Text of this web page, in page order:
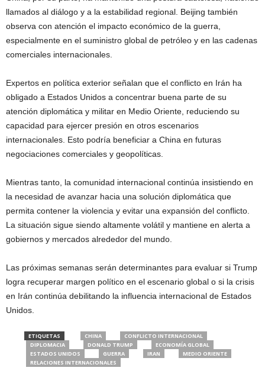
llamados al diálogo y a la estabilidad regional. Beijing también
observa con atención el impacto económico de la guerra,
especialmente en el suministro global de petróleo y en las cadenas
comerciales internacionales.
Expertos en política exterior señalan que el conflicto en Irán ha
obligado a Estados Unidos a concentrar buena parte de su
atención diplomática y militar en Medio Oriente, reduciendo su
capacidad para ejercer presión en otros escenarios
internacionales. Esto podría beneficiar a China en futuras
negociaciones comerciales y geopolíticas.
Mientras tanto, la comunidad internacional continúa insistiendo en
la necesidad de avanzar hacia una solución diplomática que
permita contener la violencia y evitar una expansión del conflicto.
La situación sigue siendo altamente volátil y mantiene en alerta a
gobiernos y mercados alrededor del mundo.
Las próximas semanas serán determinantes para evaluar si Trump
logra recuperar margen político en el escenario global o si la crisis
en Irán continúa debilitando la influencia internacional de Estados
Unidos.
ETIQUETAS CHINA
CONFLICTO INTERNACIONAL
DIPLOMACIA
DONALD TRUMP
ECONOMÍA GLOBAL
ESTADOS UNIDOS
GUERRA IRAN
MEDIO ORIENTE
RELACIONES INTERNACIONALES